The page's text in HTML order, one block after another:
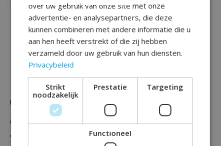
Categorieën
Versiering
over uw gebruik van onze site met onze
advertentie- en analysepartners, die deze
kunnen combineren met andere informatie die u
aan hen heeft verstrekt of die zij hebben
verzameld door uw gebruik van hun diensten.
Privacybeleid
Strikt
noodzakelijk
Prestatie Targeting
Functioneel